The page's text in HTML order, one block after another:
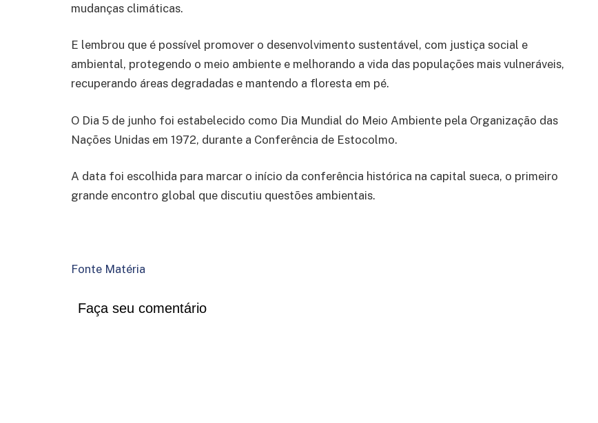
mudanças climáticas.
E lembrou que é possível promover o desenvolvimento sustentável, com justiça social e
ambiental, protegendo o meio ambiente e melhorando a vida das populações mais vulneráveis,
recuperando áreas degradadas e mantendo a floresta em pé.
O Dia 5 de junho foi estabelecido como Dia Mundial do Meio Ambiente pela Organização das
Nações Unidas em 1972, durante a Conferência de Estocolmo.
A data foi escolhida para marcar o início da conferência histórica na capital sueca, o primeiro
grande encontro global que discutiu questões ambientais.
Fonte Matéria
Faça seu comentário